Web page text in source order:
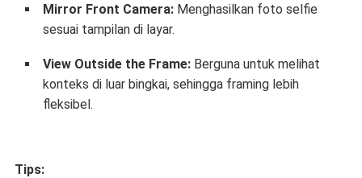
Mirror Front Camera:Menghasilkan foto selfie
sesuai tampilan di layar.
View Outside the Frame:Berguna untuk melihat
konteks di luar bingkai, sehingga framing lebih
fleksibel.
Tips: